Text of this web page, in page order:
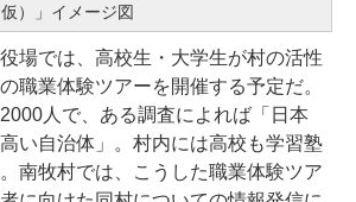
）」イメージ図
場では、高校生・大学生が村の活性
職業体験ツアーを開催する予定だ。
人で、ある調査によれば「日本
い自治体」。村内には高校も学習塾
南牧村では、こうした職業体験ツア